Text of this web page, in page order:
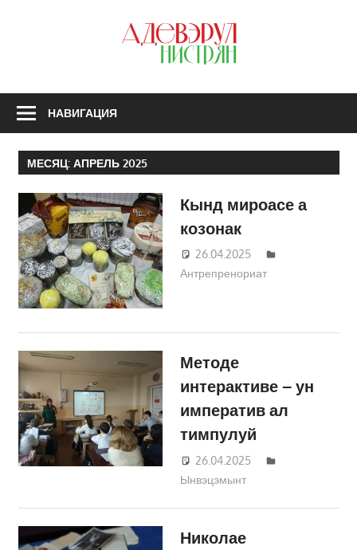
НАВИГАЦИЯ
МЕСЯЦ: АПРЕЛЬ 2025
Кынд мироасе а
козонак
26.04.2025
Трифонова
Антрепренориат
Методе
интерактиве – ун
императив ал
тимпулуй
26.04.2025
Ынвэцэмынт
Николае